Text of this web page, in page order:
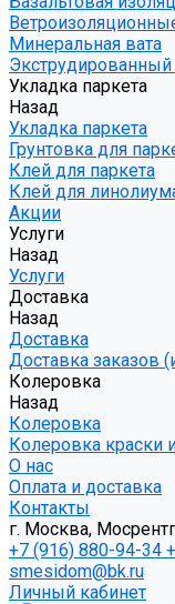
Минеральная вата
Укладка паркета
Назад
Укладка паркета
Грунтовка для
Клей для паркета
Клей для
Акции
Услуги
Назад
Услуги
Доставка
Назад
Доставка
Доставка заказов
Колеровка
Назад
Колеровка
Колеровка краски
О нас
Оплата и доставка
Контакты
г. Москва,
+7 (916) 880-94-34
smesidom@bk.ru
Личный кабинет